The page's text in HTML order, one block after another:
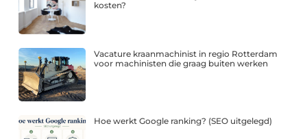
kosten?
Vacature kraanmachinist in regio Rotterdam
voor machinisten die graag buiten werken
Hoe werkt Google ranking? (SEO uitgelegd)